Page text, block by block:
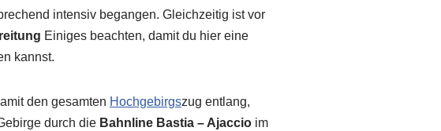
intensiv begangen. Gleichzeitig ist vor
Einiges beachten, damit du hier eine
kannst.
den gesamten Hochgebirgszug entlang,
durch die Bahnline Bastia – Ajaccio im